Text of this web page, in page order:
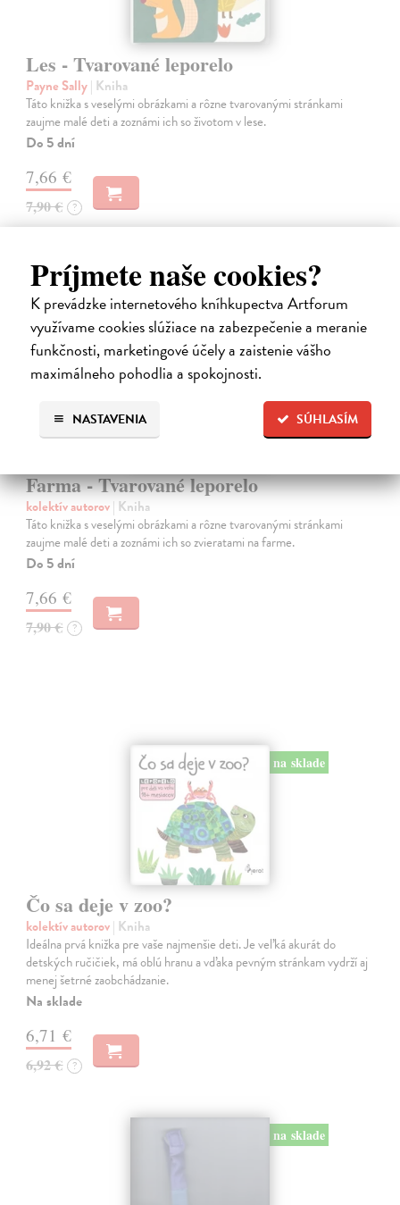
Príjmete naše cookies?
K prevádzke internetového kníhkupectva Artforum
využívame cookies slúžiace na zabezpečenie a meranie
funkčnosti, marketingové účely a zaistenie vášho
maximálneho pohodlia a spokojnosti.
SÚHLASÍM
NASTAVENIA
Les - Tvarované leporelo
Payne Sally| Kniha
Táto knižka s veselými obrázkami a rôzne tvarovanými stránkami
zaujme malé deti a zoznámi ich so životom v lese.
Do 5 dní
7,66 €
7,90 € ?
Farma - Tvarované leporelo
kolektív autorov| Kniha
Táto knižka s veselými obrázkami a rôzne tvarovanými stránkami
zaujme malé deti a zoznámi ich so zvieratami na farme.
Do 5 dní
7,66 €
7,90 € ?
na sklade
Čo sa deje v zoo?
kolektív autorov| Kniha
Ideálna prvá knižka pre vaše najmenšie deti. Je veľká akurát do
detských ručičiek, má oblú hranu a vďaka pevným stránkam vydrží aj
menej šetrné zaobchádzanie.
Na sklade
6,71 €
6,92 € ?
na sklade